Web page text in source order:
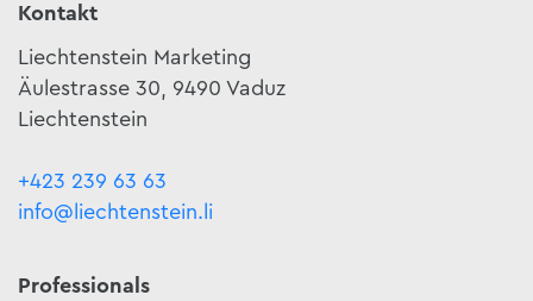
Kontakt
Liechtenstein Marketing
Äulestrasse 30, 9490 Vaduz
Liechtenstein
+423 239 63 63
info@liechtenstein.li
Professionals